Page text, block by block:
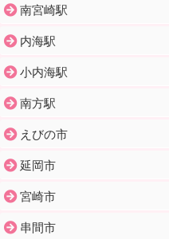
南宮崎駅
内海駅
小内海駅
南方駅
えびの市
延岡市
宮崎市
串間市